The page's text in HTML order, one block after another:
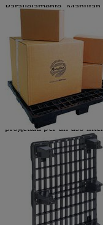
Parallelamente,
gamma di
merci e accessori per
per migliorare
Qualunque sia il tipo di
Manutan si rivolge a
un'ampia selezione di
più o meno robusti e più
migliori modelli di
trasporto qui proposti,
europeo in legno e il
progettati per un uso
Come scegliere il
Per scegliere il giusto
in anticipo le esigenze
settore di attività, i
grado di sostenere
risparmiare spazio e
oggetti e prodotti di
Quali sono i diversi